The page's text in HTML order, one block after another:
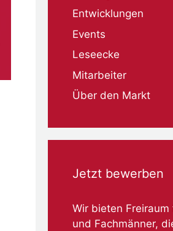
Entwicklungen
Events
Leseecke
Mitarbeiter
Über den Markt
Jetzt bewerben
Wir bieten
und Fachmänner,